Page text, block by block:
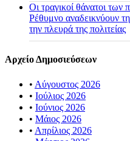
Οι τραγικοί θάνατοι
Ρέθυμνο αναδεικνύουν
την πλευρά της πολιτείας
Αρχείο Δημοσιεύσεων
• Αύγουστος 2026
• Ιούλιος 2026
• Ιούνιος 2026
• Μάιος 2026
• Απρίλιος 2026